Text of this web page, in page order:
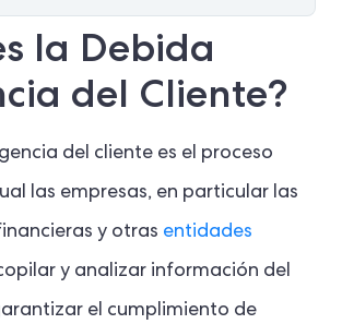
la Debida
del Cliente?
del cliente es el proceso
las empresas, en particular las
y otras entidades
y analizar información del
el cumplimiento de